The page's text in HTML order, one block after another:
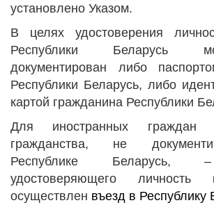
установлено Указом.
В целях удостоверения
Республики Беларусь
документирован либо
Республики Беларусь, либо
картой гражданина Республики
Для иностранных
гражданства, не
Республике Беларусь,
удостоверяющего личность
осуществлен въезд в Республику